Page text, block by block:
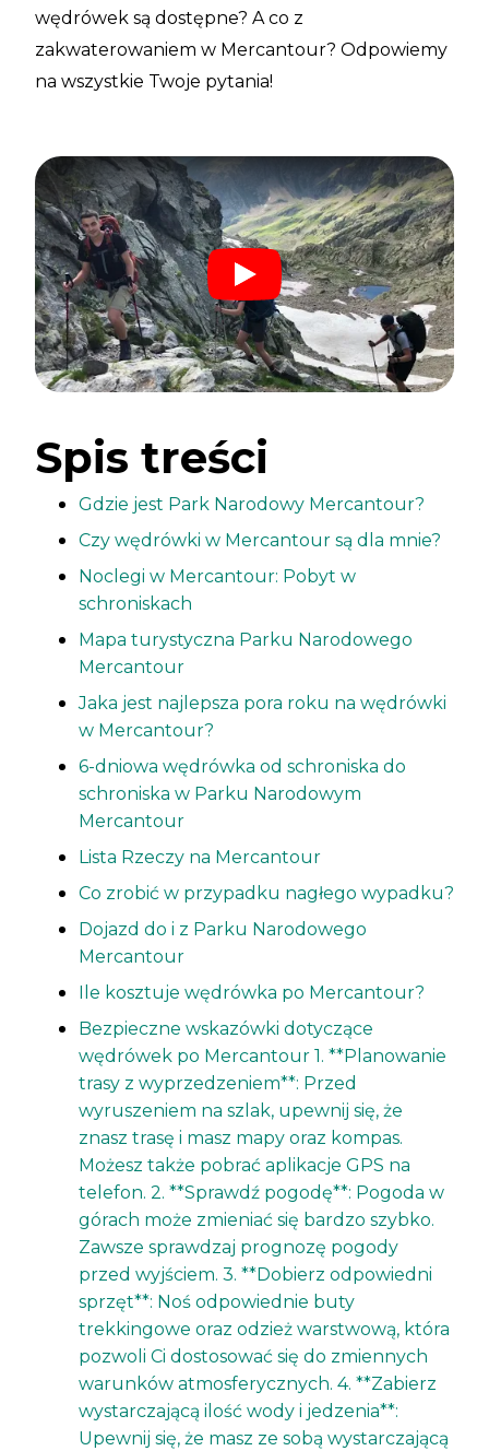
wędrówek są dostępne? A co z
zakwaterowaniem w Mercantour? Odpowiemy
na wszystkie Twoje pytania!
Spis treści
Gdzie jest Park Narodowy Mercantour?
Czy wędrówki w Mercantour są dla mnie?
Noclegi w Mercantour: Pobyt w
schroniskach
Mapa turystyczna Parku Narodowego
Mercantour
Jaka jest najlepsza pora roku na wędrówki
w Mercantour?
6-dniowa wędrówka od schroniska do
schroniska w Parku Narodowym
Mercantour
Lista Rzeczy na Mercantour
Co zrobić w przypadku nagłego wypadku?
Dojazd do i z Parku Narodowego
Mercantour
Ile kosztuje wędrówka po Mercantour?
Bezpieczne wskazówki dotyczące
wędrówek po Mercantour 1. **Planowanie
trasy z wyprzedzeniem**: Przed
wyruszeniem na szlak, upewnij się, że
znasz trasę i masz mapy oraz kompas.
Możesz także pobrać aplikacje GPS na
telefon. 2. **Sprawdź pogodę**: Pogoda w
górach może zmieniać się bardzo szybko.
Zawsze sprawdzaj prognozę pogody
przed wyjściem. 3. **Dobierz odpowiedni
sprzęt**: Noś odpowiednie buty
trekkingowe oraz odzież warstwową, która
pozwoli Ci dostosować się do zmiennych
warunków atmosferycznych. 4. **Zabierz
wystarczającą ilość wody i jedzenia**:
Upewnij się, że masz ze sobą wystarczającą